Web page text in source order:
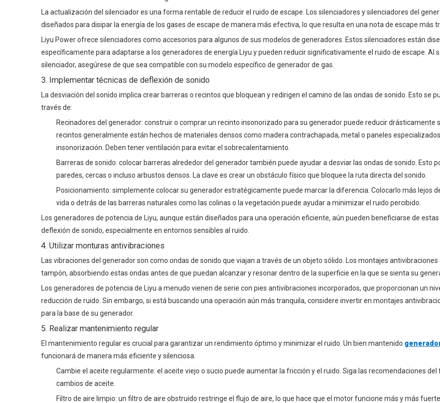
La actualización del silenciador es una forma rentable de reducir el ruido de escape. Los silenciadores y silenciadores del
diseñados para disipar la energía de los gases de escape de manera más efectiva, lo que resulta en una nota de escape más
Liyu Power ofrece silenciadores como accesorios para algunos de sus modelos de generadores. Estos silenciadores están
específicamente para adaptarse a los generadores de energía Liyu y pueden reducir significativamente el ruido de escape. Al
silenciador, asegúrese de que sea compatible con su modelo específico de generador de gas.
3. Implementar técnicas de deflexión de sonido
La desviación del sonido implica crear barreras o recintos que bloquean y redirigen el camino de las ondas de sonido. Esto se
través de:
Recinadores del generador: construir o comprar un recinto insonorizado para su generador puede reducir drásticamente
recintos generalmente están hechos de materiales densos como madera contrachapada, metal o paneles
insonorización. Deben tener ventilación para evitar el sobrecalentamiento.
Barreras de sonido: colocar barreras alrededor del generador también puede ayudar a desviar las ondas de sonido. Esto
paredes, cercas o incluso arbustos densos. La clave es crear un obstáculo físico que bloquee la ruta directa del sonido.
Posicionamiento: simplemente colocar su generador estratégicamente puede marcar la diferencia. Colocarlo más lejos
vida o detrás de las barreras naturales como las colinas o la vegetación puede ayudar a minimizar el ruido percibido.
Los generadores de potencia de Liyu, aunque están diseñados para una operación eficiente, aún pueden beneficiarse de
deflexión de sonido, especialmente en entornos sensibles al ruido.
4. Utilizar monturas antivibraciones
Las vibraciones del generador son como ondas de sonido que viajan a través de un objeto sólido. Los montajes
tampón, absorbiendo estas ondas antes de que puedan alcanzar y resonar dentro de la superficie en la que se sienta su
Los generadores de potencia de Liyu a menudo vienen de serie con pies antivibraciones incorporados, que proporcionan un
reducción de ruido. Sin embargo, si está buscando una operación aún más tranquila, considere invertir en montajes
para la base de su generador.
5. Realizar mantenimiento regular
El mantenimiento regular es crucial para garantizar un rendimiento óptimo y minimizar el ruido. Un bien mantenido
funcionará de manera más eficiente y silenciosa.
Cambie el aceite regularmente: el aceite viejo o sucio puede aumentar la fricción y el ruido. Siga las recomendaciones
cambios de aceite.
Filtro de aire limpio: un filtro de aire obstruido restringe el flujo de aire, lo que hace que el motor funcione más y más